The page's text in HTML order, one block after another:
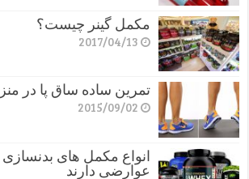
مکمل گینر چیست؟
2017/04/13
تمرین ساده ساق پا در
2015/09/02
انواع مکمل های بدنسازی
عوارضی دارند